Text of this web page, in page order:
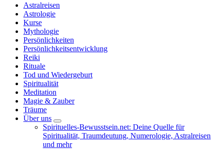
Astralreisen
Astrologie
Kurse
Mythologie
Persönlichkeiten
Persönlichkeitsentwicklung
Reiki
Rituale
Tod und Wiedergeburt
Spiritualität
Meditation
Magie & Zauber
Träume
Über uns
Spirituelles-Bewusstsein.net: Deine Quelle für
Spiritualität, Traumdeutung, Numerologie, Astralreisen
und mehr